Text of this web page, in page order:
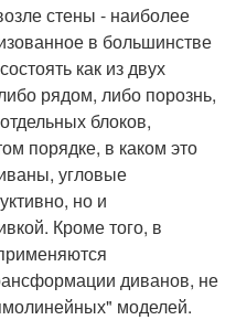
стены - наиболее
в большинстве
как из двух
рядом, либо порознь,
блоков,
порядке, в каком это
угловые
но и
Кроме того, в
диванов, не
моделей.